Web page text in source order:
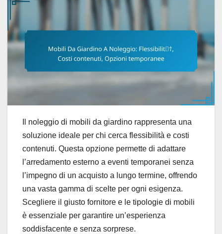
Il noleggio di mobili da giardino rappresenta una
soluzione ideale per chi cerca flessibilità e costi
contenuti. Questa opzione permette di adattare
l’arredamento esterno a eventi temporanei senza
l’impegno di un acquisto a lungo termine, offrendo
una vasta gamma di scelte per ogni esigenza.
Scegliere il giusto fornitore e le tipologie di mobili
è essenziale per garantire un’esperienza
soddisfacente e senza sorprese.